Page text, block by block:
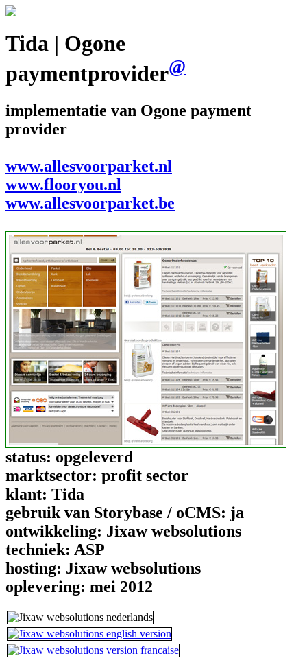
Tida | Ogone
paymentprovider@
implementatie van Ogone payment
provider
www.allesvoorparket.nl
www.flooryou.nl
www.allesvoorparket.be
status: opgeleverd
marktsector: profit sector
klant: Tida
gebruik van Storybase / oCMS: ja
ontwikkeling: Jixaw websolutions
techniek: ASP
hosting: Jixaw websolutions
oplevering: mei 2012